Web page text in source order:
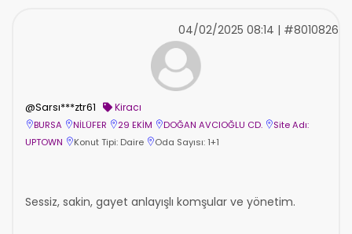
@Sarsı***ztr61 Kiracı
BURSA NİLÜFER 29 EKİM DOĞAN AVCIOĞLU CD.
Site Adı:
UPTOWN
Konut Tipi: Daire Oda Sayısı: 1+1
04/02/2025 08:14 | #8010826
Sessiz, sakin, gayet anlayışlı komşular ve yönetim.